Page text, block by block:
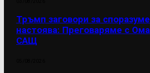
Тръмп заговори за
настоява: Преговаряме с
САЩ